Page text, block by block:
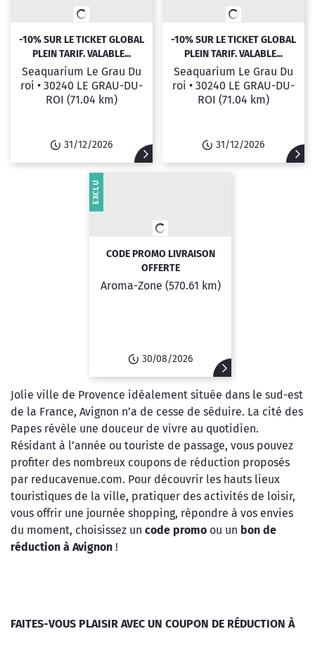
-10% SUR LE TICKET GLOBAL
PLEIN TARIF. VALABLE...
Seaquarium Le Grau Du
roi • 30240 LE GRAU-DU-
ROI (71.04 km)
31/12/2026
-10% SUR LE TICKET GLOBAL
PLEIN TARIF. VALABLE...
Seaquarium Le Grau Du
roi • 30240 LE GRAU-DU-
ROI (71.04 km)
31/12/2026
CODE PROMO LIVRAISON
OFFERTE
Aroma-Zone (570.61 km)
30/08/2026
EXCLU
Jolie ville de Provence idéalement située dans le sud-est
de la France, Avignon n’a de cesse de séduire. La cité des
Papes révèle une douceur de vivre au quotidien.
Résidant à l’année ou touriste de passage, vous pouvez
profiter des nombreux coupons de réduction proposés
par reducavenue.com. Pour découvrir les hauts lieux
touristiques de la ville, pratiquer des activités de loisir,
vous offrir une journée shopping, répondre à vos envies
du moment, choisissez un code promo ou un bon de
réduction à Avignon !
FAITES-VOUS PLAISIR AVEC UN COUPON DE RÉDUCTION À